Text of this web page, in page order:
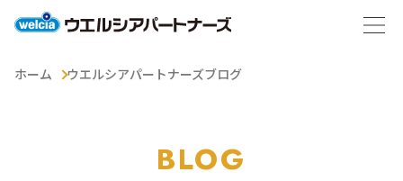
ホーム ウエルシアパートナーズブログ
BLOG